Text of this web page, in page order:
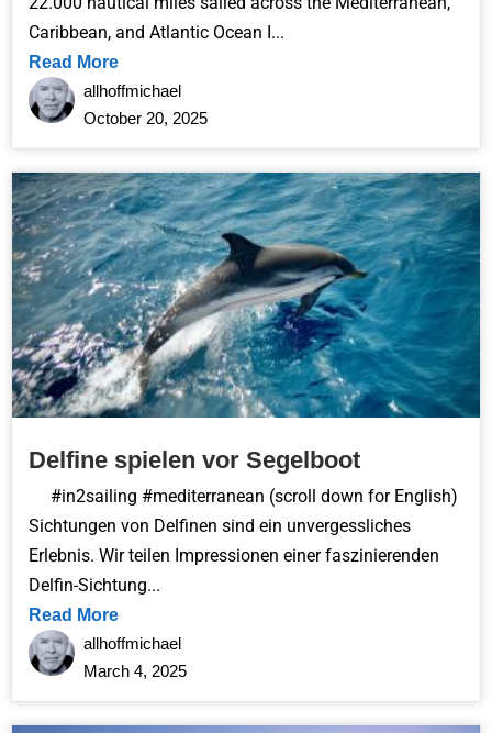
Caribbean, and Atlantic Ocean I...
Read More
allhoffmichael
October 20, 2025
Delfine spielen vor Segelboot
#in2sailing #mediterranean (scroll down for English)
Sichtungen von Delfinen sind ein unvergessliches
Erlebnis. Wir teilen Impressionen einer faszinierenden
Delfin-Sichtung...
Read More
allhoffmichael
March 4, 2025